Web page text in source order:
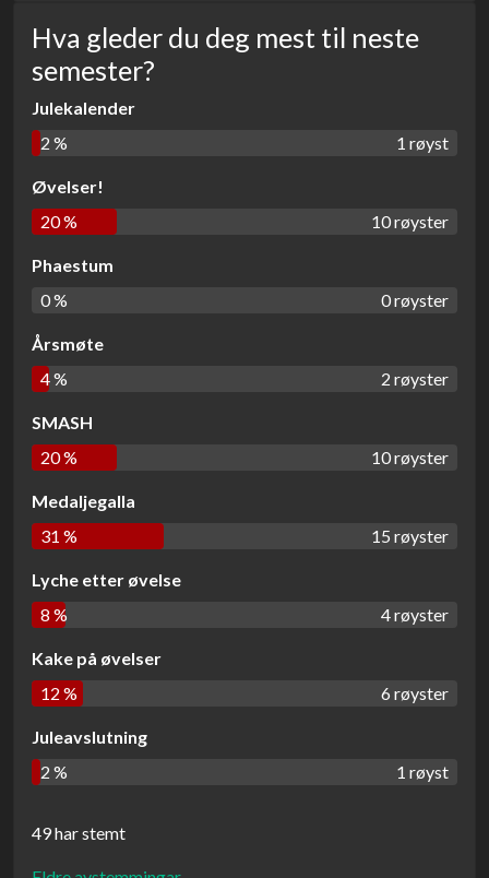
Hva gleder du deg mest til neste
semester?
Julekalender
2 %
1 røyst
Øvelser!
20 %
10 røyster
Phaestum
0 %
0 røyster
Årsmøte
4 %
2 røyster
SMASH
20 %
10 røyster
Medaljegalla
31 %
15 røyster
Lyche etter øvelse
8 %
4 røyster
Kake på øvelser
12 %
6 røyster
Juleavslutning
2 %
1 røyst
49 har stemt